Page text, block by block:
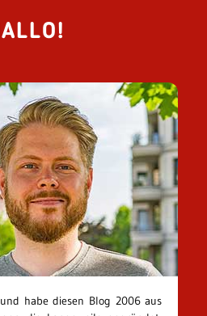
habe diesen Blog 2006 aus